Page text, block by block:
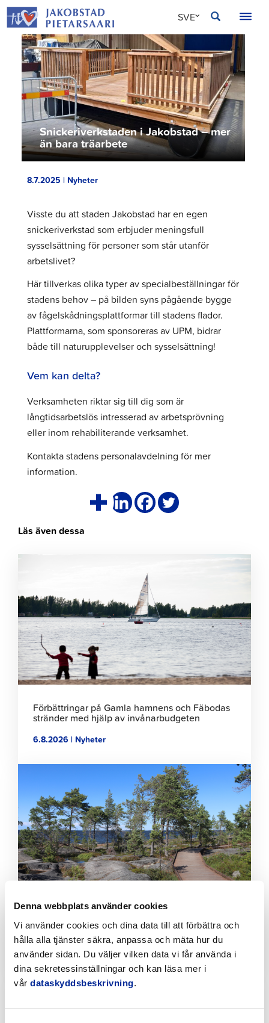
Denna webbplats använder cookies
Vi använder cookies och dina data till att förbättra och
hålla alla tjänster säkra, anpassa och mäta hur du
använder sidan. Du väljer vilken data vi får använda i
dina sekretessinställningar och kan läsa mer i
vår dataskyddsbeskrivning
Hoppa
till
innehållet
SVE
FIN
ENG
Snickeriverkstaden i Jakobstad – mer
än bara träarbete
8.7.2025 | Nyheter
Visste du att staden Jakobstad har en egen
snickeriverkstad som erbjuder meningsfull
sysselsättning för personer som står utanför
arbetslivet?
Här tillverkas olika typer av specialbeställningar för
stadens behov – på bilden syns pågående bygge
av fågelskådningsplattformar till stadens flador.
Plattformarna, som sponsoreras av UPM, bidrar
både till naturupplevelser och sysselsättning!
Vem kan delta?
Verksamheten riktar sig till dig som är
långtidsarbetslös intresserad av arbetsprövning
eller inom rehabiliterande verksamhet.
Kontakta stadens personalavdelning för mer
information.
Läs även dessa
läsa
artikeln
Förbättringar på Gamla hamnens och Fäbodas
stränder med hjälp av invånarbudgeten
6.8.2026 | Nyheter
läsa
artikeln
naturupplevelser året runt
5.8.2026 | Nyheter
Klicka